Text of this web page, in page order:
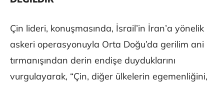
Çin lideri, konuşmasında, İsrail’in İran’a yönelik
askeri operasyonuyla Orta Doğu’da gerilim ani
tırmanışından derin endişe duyduklarını
vurgulayarak, “Çin, diğer ülkelerin egemenliğini,